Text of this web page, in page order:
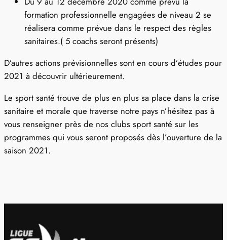
formation professionnelle engagées de niveau 2 se
réalisera comme prévue dans le respect des règles
sanitaires.( 5 coachs seront présents)
D’autres actions prévisionnelles sont en cours d’études pour
2021 à découvrir ultérieurement.
Le sport santé trouve de plus en plus sa place dans la crise
sanitaire et morale que traverse notre pays n’hésitez pas à
vous renseigner près de nos clubs sport santé sur les
programmes qui vous seront proposés dès l’ouverture de la
saison 2021.